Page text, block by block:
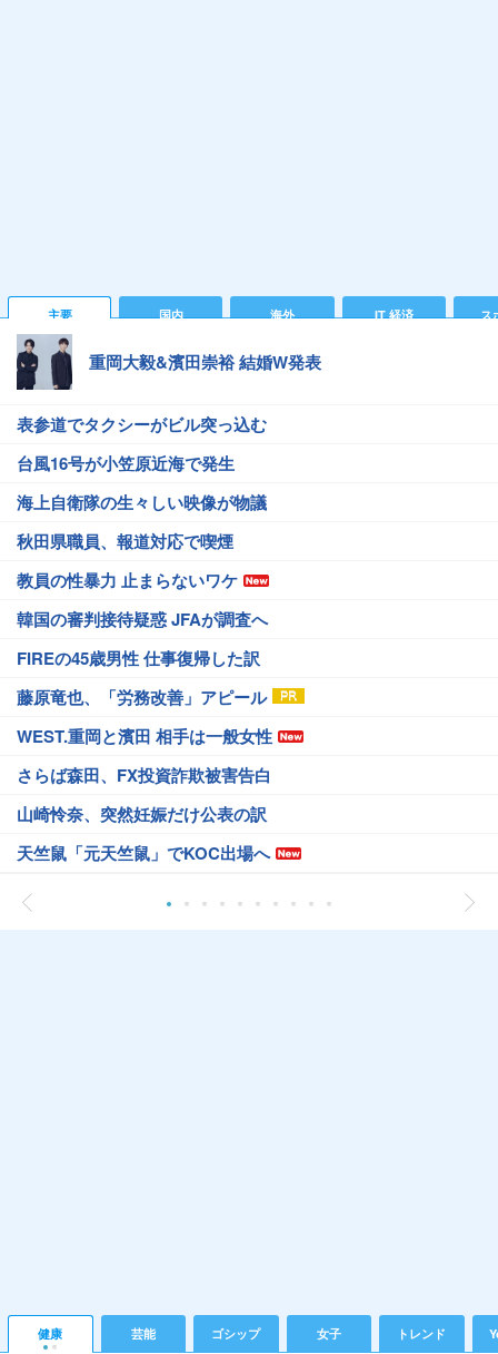
主要 国内 海外 IT 経済 ス
重岡大毅&濱田崇裕 結婚W発表
表参道でタクシーがビル突っ込む
台風16号が小笠原近海で発生
海上自衛隊の生々しい映像が物議
秋田県職員、報道対応で喫煙
教員の性暴力 止まらないワケ
韓国の審判接待疑惑 JFAが調査へ
FIREの45歳男性 仕事復帰した訳
藤原竜也、「労務改善」アピール
WEST.重岡と濱田 相手は一般女性
さらば森田、FX投資詐欺被害告白
山崎怜奈、突然妊娠だけ公表の訳
天竺鼠「元天竺鼠」でKOC出場へ
健康 芸能 ゴシップ 女子 トレンド